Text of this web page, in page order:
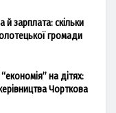
зарплата: скільки
громади
на дітях:
Чорткова